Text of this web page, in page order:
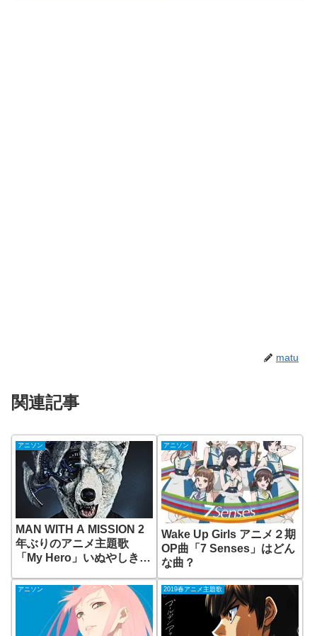
matu
関連記事
アニソン
MAN WITH A MISSION 2
年ぶりのアニメ主題歌
「My Hero」いぬやしき
アニソン
Wake Up Girls アニメ２期
OP曲「7 Senses」はどん
な曲？
アニソン 2019春アニメ主題歌